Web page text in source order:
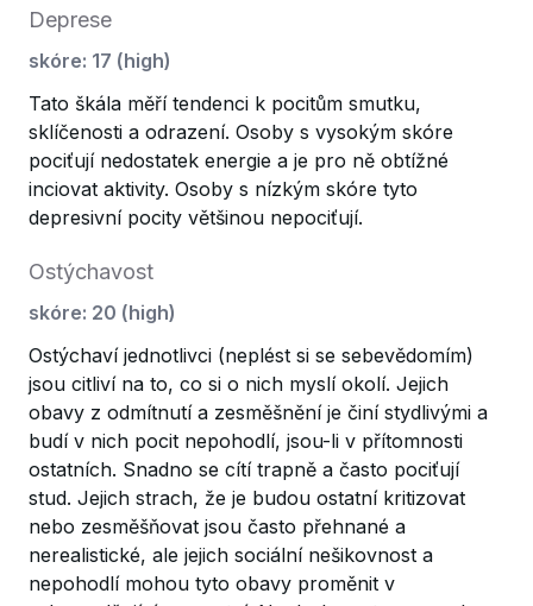
Deprese
skóre: 17 (high)
Tato škála měří tendenci k pocitům smutku,
sklíčenosti a odrazení. Osoby s vysokým skóre
pociťují nedostatek energie a je pro ně obtížné
inciovat aktivity. Osoby s nízkým skóre tyto
depresivní pocity většinou nepociťují.
Ostýchavost
skóre: 20 (high)
Ostýchaví jednotlivci (neplést si se sebevědomím)
jsou citliví na to, co si o nich myslí okolí. Jejich
obavy z odmítnutí a zesměšnění je činí stydlivými a
budí v nich pocit nepohodlí, jsou-li v přítomnosti
ostatních. Snadno se cítí trapně a často pociťují
stud. Jejich strach, že je budou ostatní kritizovat
nebo zesměšňovat jsou často přehnané a
nerealistické, ale jejich sociální nešikovnost a
nepohodlí mohou tyto obavy proměnit v